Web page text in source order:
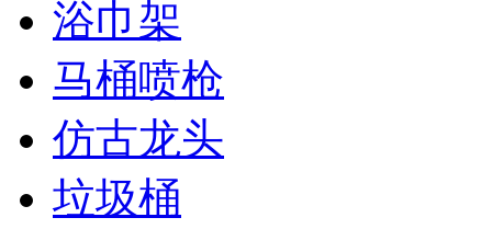
浴巾架
马桶喷枪
仿古龙头
垃圾桶